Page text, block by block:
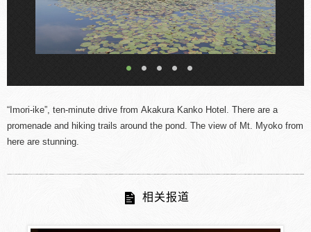
“Imori-ike”, ten-minute drive from Akakura Kanko Hotel. There are a
promenade and hiking trails around the pond. The view of Mt. Myoko from
here are stunning.
相关报道